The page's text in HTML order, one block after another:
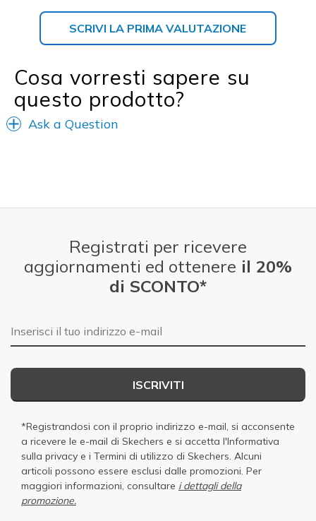
SCRIVI LA PRIMA VALUTAZIONE
Cosa vorresti sapere su
questo prodotto?
Ask a Question
Registrati per ricevere
aggiornamenti ed ottenere il 20%
di SCONTO*
E-mail
ISCRIVITI
*Registrandosi con il proprio indirizzo e-mail, si acconsente
a ricevere le e-mail di Skechers e si accetta l'Informativa
sulla privacy e i Termini di utilizzo di Skechers. Alcuni
articoli possono essere esclusi dalle promozioni. Per
maggiori informazioni, consultare i dettagli della
promozione.